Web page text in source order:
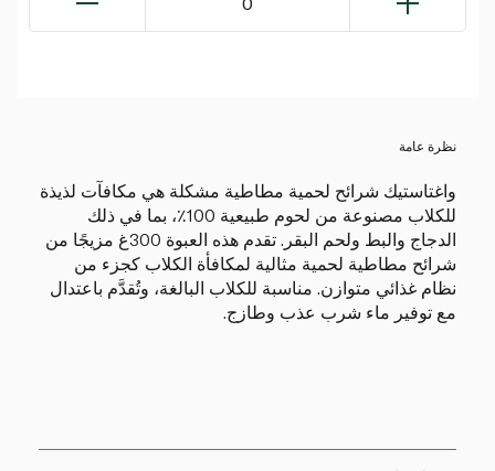
نظرة عامة
واغتاستيك شرائح لحمية مطاطية مشكلة هي مكافآت لذيذة
للكلاب مصنوعة من لحوم طبيعية 100٪، بما في ذلك
الدجاج والبط ولحم البقر. تقدم هذه العبوة 300غ مزيجًا من
شرائح مطاطية لحمية مثالية لمكافأة الكلاب كجزء من
نظام غذائي متوازن. مناسبة للكلاب البالغة، وتُقدَّم باعتدال
مع توفير ماء شرب عذب وطازج.